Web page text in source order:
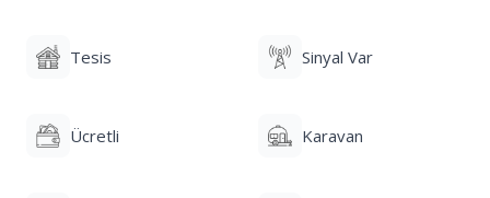
Tesis Sinyal Var
Ücretli Karavan